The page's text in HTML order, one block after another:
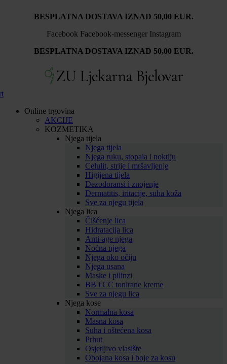
BESPLATNA DOSTAVA IZNAD 50,00 EUR.
Facebook Facebook-messenger Instagram
BESPLATNA DOSTAVA IZNAD 50,00 EUR.
Online trgovina
AKCIJE
KOZMETIKA
Njega tijela
Njega tijela
Njega ruku, stopala i noktiju
Celulit, strije i mršavljenje
Higijena tijela
Dezodoransi i znojenje
Dermatitis, iritacije, suha koža
Sve za njegu tijela
Njega lica
Čišćenje lica
Hidratacija lica
Anti-age njega
Noćna njega
Njega oko očiju
Njega usana
Maske i pilinzi
BB i CC tonirane kreme
Sve za njegu lica
Njega kose
Normalna kosa
Masna kosa
Suha i oštećena kosa
Prhut
Osjetljivo vlasište
Obojana kosa i boje za kosu